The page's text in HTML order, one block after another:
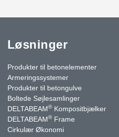
Løsninger
Produkter til betonelementer
Armeringssystemer
Produkter til betongulve
Boltede Søjlesamlinger
DELTABEAM® Kompositbjælker
DELTABEAM® Frame
Cirkulær Økonomi